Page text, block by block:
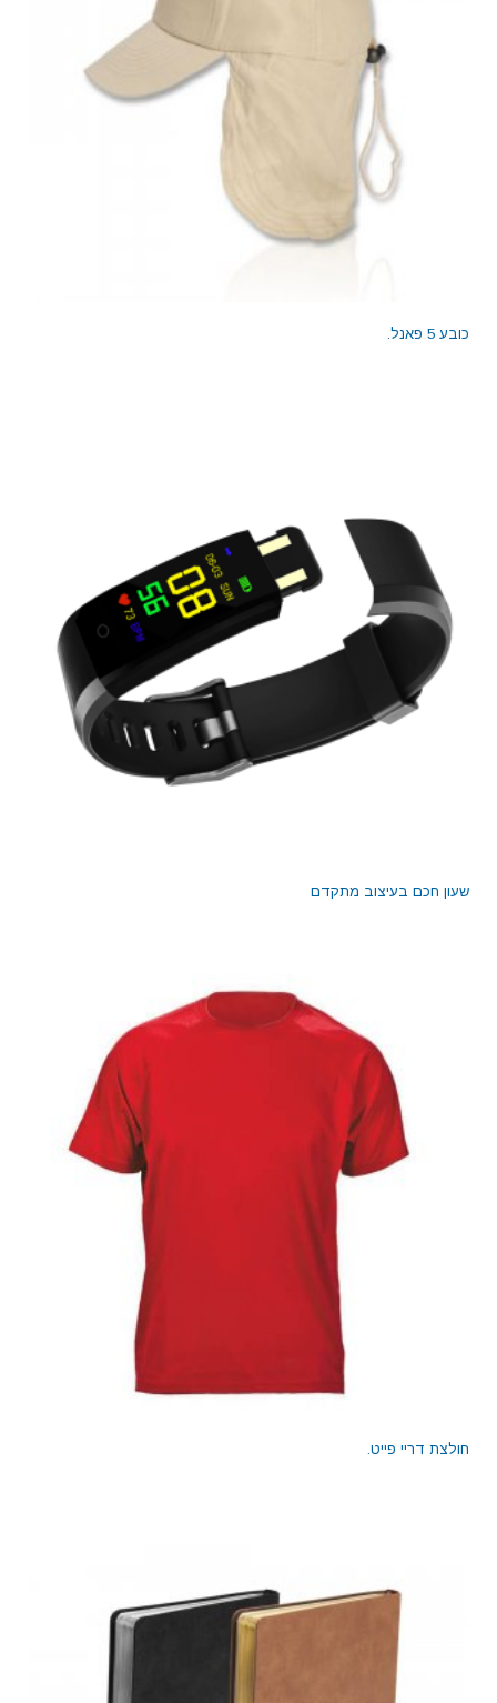
כובע 5 פאנל.
שעון חכם בעיצוב מתקדם
חולצת דריי פייט.